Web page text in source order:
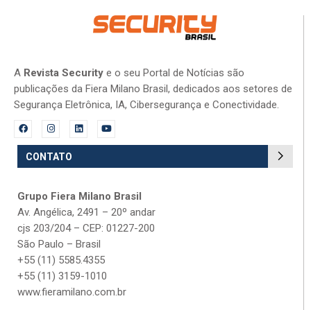
A Revista Security e o seu Portal de Notícias são
publicações da Fiera Milano Brasil, dedicados aos setores de
Segurança Eletrônica, IA, Cibersegurança e Conectividade.
CONTATO
Grupo Fiera Milano Brasil
Av. Angélica, 2491 – 20º andar
cjs 203/204 – CEP: 01227-200
São Paulo – Brasil
+55 (11) 5585.4355
+55 (11) 3159-1010
www.fieramilano.com.br